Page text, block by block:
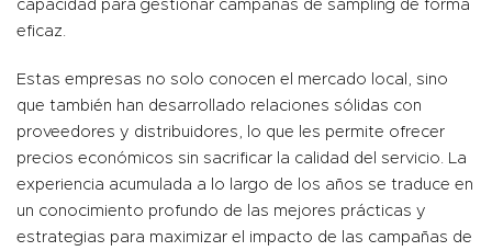
capacidad para gestionar campañas de sampling de forma
eficaz.
Estas empresas no solo conocen el mercado local, sino
que también han desarrollado relaciones sólidas con
proveedores y distribuidores, lo que les permite ofrecer
precios económicos sin sacrificar la calidad del servicio. La
experiencia acumulada a lo largo de los años se traduce en
un conocimiento profundo de las mejores prácticas y
estrategias para maximizar el impacto de las campañas de